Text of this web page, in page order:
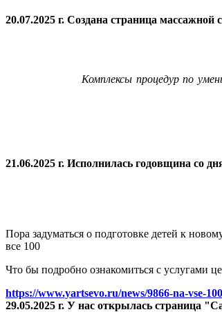
20.07.2025 г. Создана страница
Комплексы процедур по
21.06.2025 г. Исполнилась годовщина со
Пора задуматься о подготовке детей к
все 100
Что бы подробно ознакомиться с услугами
https://www.yartsevo.ru/news/9866-na-vse-
29.05.2025 г. У нас открылась страница